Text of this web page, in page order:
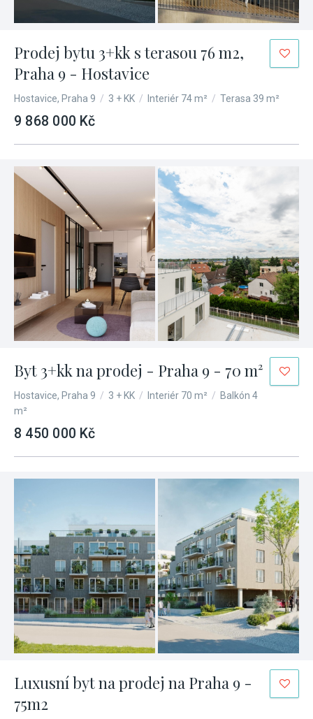
Prodej bytu 3+kk s terasou 76 m2,
Praha 9 - Hostavice
Hostavice, Praha 9 / 3 + KK / Interiér 74 m² / Terasa 39 m²
9 868 000 Kč
Byt 3+kk na prodej - Praha 9 - 70 m²
Hostavice, Praha 9 / 3 + KK / Interiér 70 m² / Balkón 4
m²
8 450 000 Kč
Luxusní byt na prodej na Praha 9 -
75m2